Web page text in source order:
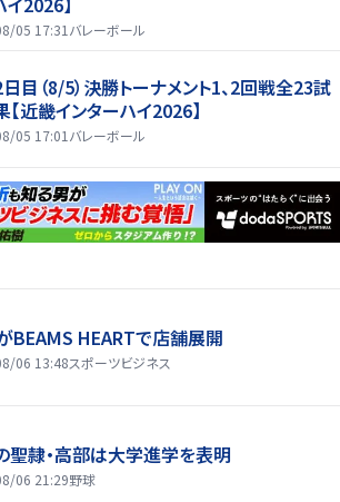
05 17:31 バレーボール
目（8/5）決勝トーナメント1、2回戦全23試
近畿インターハイ2026】
05 17:01 バレーボール
BEAMS HEARTで店舗展開
06 13:48スポーツビジネス
聖隷・高部は大学進学を表明
06 21:29野球